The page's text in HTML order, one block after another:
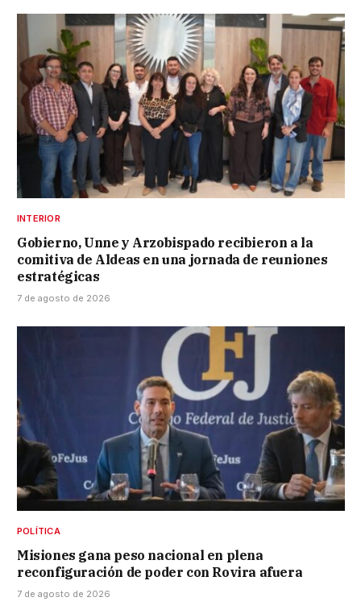
INTERIOR
Gobierno, Unne y Arzobispado recibieron a la
comitiva de Aldeas en una jornada de reuniones
estratégicas
7 de agosto de 2026
POLÍTICA
Misiones gana peso nacional en plena
reconfiguración de poder con Rovira afuera
7 de agosto de 2026